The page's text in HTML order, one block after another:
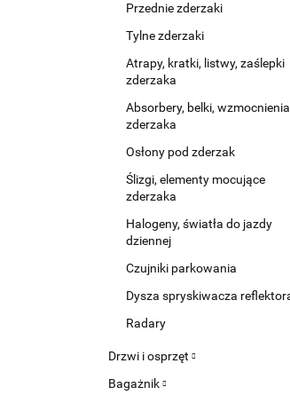
Przednie zderzaki
Tylne zderzaki
Atrapy, kratki, listwy, zaślepki
zderzaka
Absorbery, belki, wzmocnienia
zderzaka
Osłony pod zderzak
Ślizgi, elementy mocujące
zderzaka
Halogeny, światła do jazdy
dziennej
Czujniki parkowania
Dysza spryskiwacza
Radary
Drzwi i osprzęt
Bagażnik